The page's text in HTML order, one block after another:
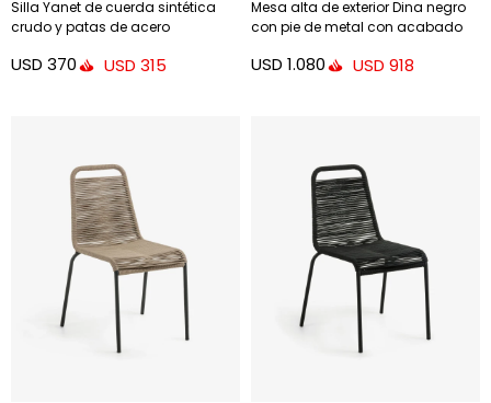
Silla Yanet de cuerda sintética
crudo y patas de acero
USD 370 USD 315
Mesa alta de exterior Dina negro
con pie de metal con acabado
USD 1.080 USD 918